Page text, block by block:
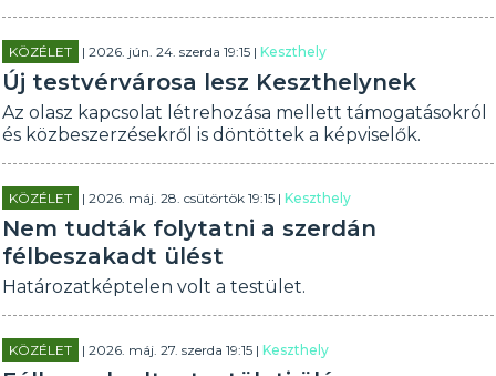
KÖZÉLET | 2026. jún. 24. szerda 19:15 |Keszthely
Új testvérvárosa lesz Keszthelynek
Az olasz kapcsolat létrehozása mellett támogatásokról
és közbeszerzésekről is döntöttek a képviselők.
KÖZÉLET | 2026. máj. 28. csütörtök 19:15 |Keszthely
Nem tudták folytatni a szerdán
félbeszakadt ülést
Határozatképtelen volt a testület.
KÖZÉLET | 2026. máj. 27. szerda 19:15 |Keszthely